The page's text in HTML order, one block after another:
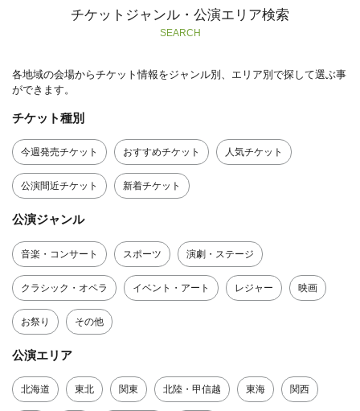
チケットジャンル・公演エリア検索
SEARCH
各地域の会場からチケット情報をジャンル別、エリア別で探して選ぶ事
ができます。
チケット種別
今週発売チケット おすすめチケット 人気チケット
公演間近チケット 新着チケット
公演ジャンル
音楽・コンサート スポーツ 演劇・ステージ
クラシック・オペラ イベント・アート レジャー 映画
お祭り その他
公演エリア
北海道 東北 関東 北陸・甲信越 東海 関西